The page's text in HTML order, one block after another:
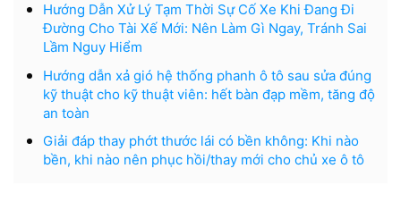
Hướng Dẫn Xử Lý Tạm Thời Sự Cố Xe Khi Đang Đi
Đường Cho Tài Xế Mới: Nên Làm Gì Ngay, Tránh Sai
Lầm Nguy Hiểm
Hướng dẫn xả gió hệ thống phanh ô tô sau sửa đúng
kỹ thuật cho kỹ thuật viên: hết bàn đạp mềm, tăng độ
an toàn
Giải đáp thay phớt thước lái có bền không: Khi nào
bền, khi nào nên phục hồi/thay mới cho chủ xe ô tô